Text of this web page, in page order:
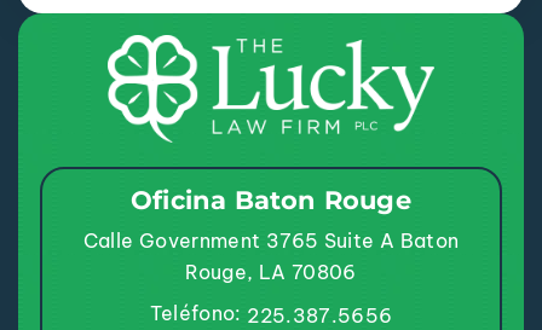
Oficina Baton Rouge
Calle Government 3765 Suite A Baton
Rouge, LA 70806
Teléfono: 225.387.5656